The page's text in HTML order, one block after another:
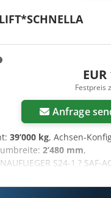
EUR
Festpreis
Anfrage
39’000 kg, Achsen-
2’480 mm,
S24-1 ? SAF-
FAHRZEUG ? AUS 1. HAND
? TYP S24-1 ?